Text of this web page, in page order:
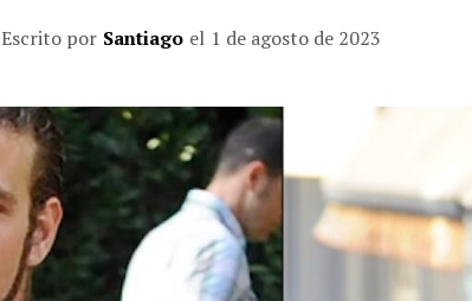
Escrito por Santiago el 1 de agosto de 2023